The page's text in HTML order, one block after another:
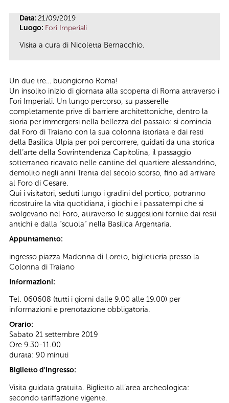
Data: 21/09/2019
Luogo: Fori Imperiali
Visita a cura di Nicoletta Bernacchio.
Un due tre… buongiorno Roma!
Un insolito inizio di giornata alla scoperta di Roma attraverso i
Fori Imperiali. Un lungo percorso, su passerelle
completamente prive di barriere architettoniche, dentro la
storia per immergersi nella bellezza del passato: si comincia
dal Foro di Traiano con la sua colonna istoriata e dai resti
della Basilica Ulpia per poi percorrere, guidati da una storica
dell’arte della Sovrintendenza Capitolina, il passaggio
sotterraneo ricavato nelle cantine del quartiere alessandrino,
demolito negli anni Trenta del secolo scorso, fino ad arrivare
al Foro di Cesare.
Qui i visitatori, seduti lungo i gradini del portico, potranno
ricostruire la vita quotidiana, i giochi e i passatempi che si
svolgevano nel Foro, attraverso le suggestioni fornite dai resti
antichi e dalla “scuola” nella Basilica Argentaria.
Appuntamento:
ingresso piazza Madonna di Loreto, biglietteria presso la
Colonna di Traiano
Informazioni:
Tel. 060608 (tutti i giorni dalle 9.00 alle 19.00) per
informazioni e prenotazione obbligatoria.
Orario:
Sabato 21 settembre 2019
Ore 9.30-11.00
durata: 90 minuti
Biglietto d'ingresso:
Visita guidata gratuita. Biglietto all’area archeologica:
secondo tariffazione vigente.